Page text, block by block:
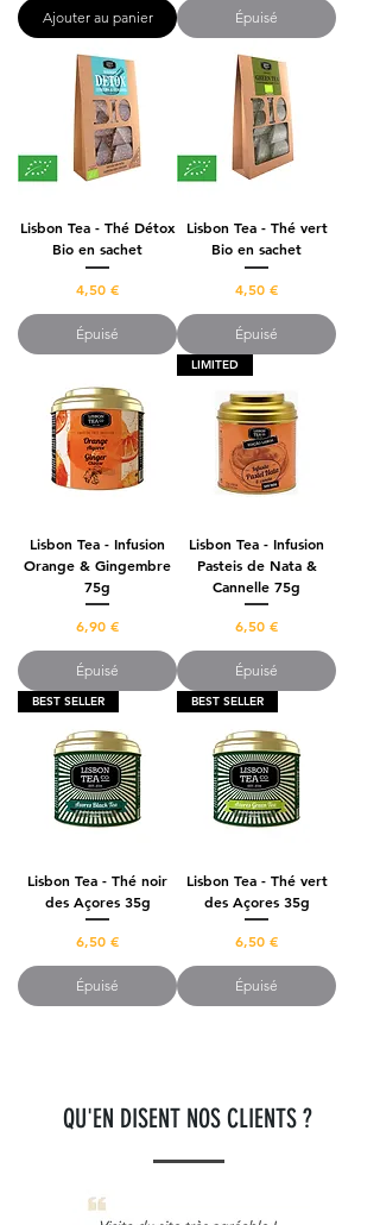
Ajouter au panier Épuisé
Lisbon Tea - Thé Détox
Bio en sachet
Prix
4,50 €
Épuisé
Lisbon Tea - Thé vert
Bio en sachet
Prix
4,50 €
Épuisé
Lisbon Tea - Infusion
Orange & Gingembre
75g
Prix
6,90 €
Épuisé
LIMITED
Lisbon Tea - Infusion
Pasteis de Nata &
Cannelle 75g
Prix
6,50 €
Épuisé
BEST SELLER
Lisbon Tea - Thé noir
des Açores 35g
Prix
6,50 €
Épuisé
BEST SELLER
Lisbon Tea - Thé vert
des Açores 35g
Prix
6,50 €
Épuisé
QU'EN DISENT NOS CLIENTS ?